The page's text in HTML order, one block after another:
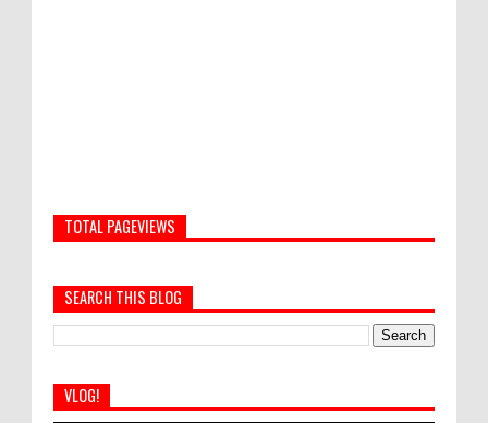
TOTAL PAGEVIEWS
SEARCH THIS BLOG
VLOG!